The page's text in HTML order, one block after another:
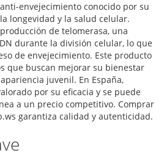
envejecimiento conocido por su
longevidad y la salud celular.
de telomerasa, una
durante la división celular, lo que
de envejecimiento. Este producto
que buscan mejorar su bienestar
juvenil. En España,
por su eficacia y se puede
a un precio competitivo. Comprar
garantiza calidad y autenticidad.